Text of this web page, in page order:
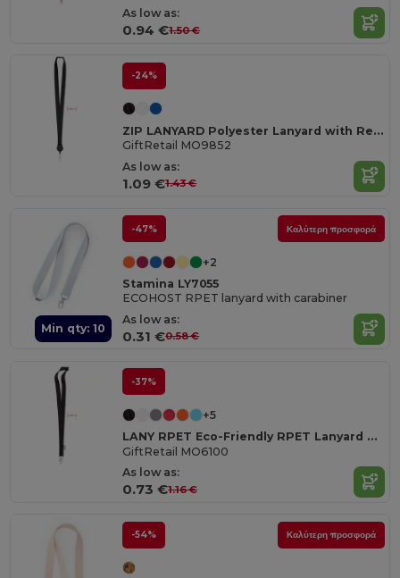
As low as:
0.94 €1.50 €
-24%
ZIP LANYARD Polyester Lanyard with Retractable Badge Holder
GiftRetail MO9852
As low as:
1.09 €1.43 €
Min qty: 10
-47% Καλύτερη προσφορά
+2
Stamina LY7055
ECOHOST RPET lanyard with carabiner
As low as:
0.31 €0.58 €
-37%
+5
LANY RPET Eco-Friendly RPET Lanyard with Safety Breakaway
GiftRetail MO6100
As low as:
0.73 €1.16 €
-54% Καλύτερη προσφορά